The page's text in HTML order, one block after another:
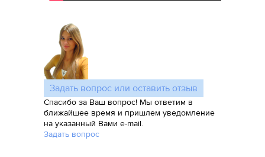
Задать вопрос или оставить отзыв
Спасибо за Ваш вопрос! Мы ответим в
ближайшее время и пришлем уведомление
на указанный Вами e-mail.
Задать вопрос